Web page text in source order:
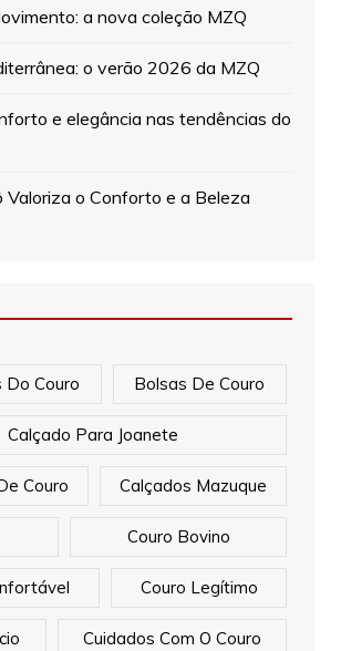
a nova coleção MZQ
o verão 2026 da MZQ
e elegância nas tendências do
Valoriza o Conforto e a Beleza
Do Couro Bolsas De Couro
Calçado Para Joanete
Couro Calçados Mazuque
Couro Bovino
Couro Legítimo
Cuidados Com O Couro